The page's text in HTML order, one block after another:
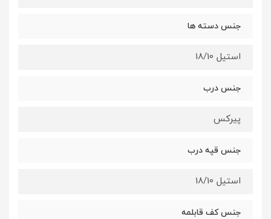
جنس دسته ها
استیل 18/10
جنس درب
پیرکس
جنس قپه درب
استیل 18/10
جنس کف قابلمه